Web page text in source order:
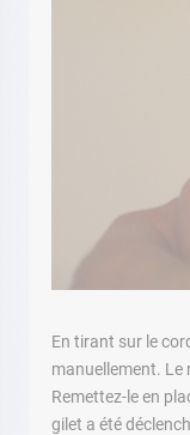
En tirant sur le
manuellement. Le
Remettez-le en
gilet a été